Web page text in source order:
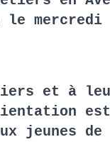
mercredi
et à
jeunes